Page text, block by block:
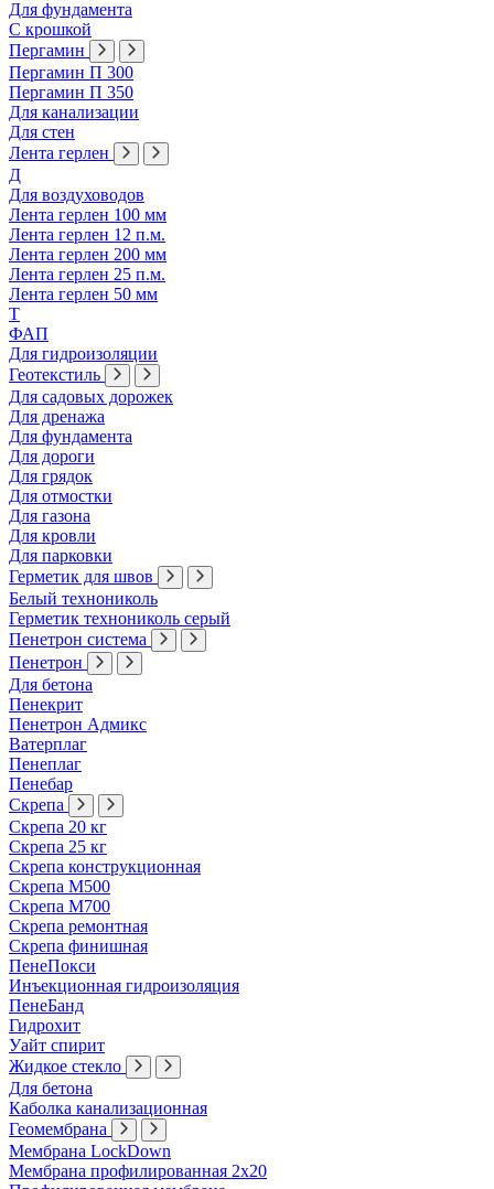
Для фундамента
С крошкой
Пергамин
Пергамин П 300
Пергамин П 350
Для канализации
Для стен
Лента герлен
Д
Для воздуховодов
Лента герлен 100 мм
Лента герлен 12 п.м.
Лента герлен 200 мм
Лента герлен 25 п.м.
Лента герлен 50 мм
Т
ФАП
Для гидроизоляции
Геотекстиль
Для садовых дорожек
Для дренажа
Для фундамента
Для дороги
Для грядок
Для отмостки
Для газона
Для кровли
Для парковки
Герметик для швов
Белый технониколь
Герметик технониколь серый
Пенетрон система
Пенетрон
Для бетона
Пенекрит
Пенетрон Адмикс
Ватерплаг
Пенеплаг
Пенебар
Скрепа
Скрепа 20 кг
Скрепа 25 кг
Скрепа конструкционная
Скрепа М500
Скрепа М700
Скрепа ремонтная
Скрепа финишная
ПенеПокси
Инъекционная гидроизоляция
ПенеБанд
Гидрохит
Уайт спирит
Жидкое стекло
Для бетона
Каболка канализационная
Геомембрана
Мембрана LockDown
Мембрана профилированная 2х20